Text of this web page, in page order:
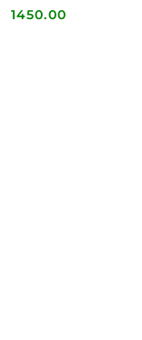
Cena:
1450.00